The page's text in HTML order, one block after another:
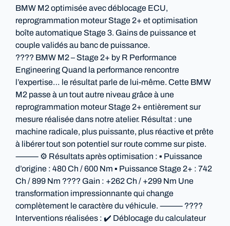
BMW M2 optimisée avec déblocage ECU,
reprogrammation moteur Stage 2+ et optimisation
boîte automatique Stage 3. Gains de puissance et
couple validés au banc de puissance.
???? BMW M2 – Stage 2+ by R Performance
Engineering Quand la performance rencontre
l’expertise… le résultat parle de lui-même. Cette BMW
M2 passe à un tout autre niveau grâce à une
reprogrammation moteur Stage 2+ entièrement sur
mesure réalisée dans notre atelier. Résultat : une
machine radicale, plus puissante, plus réactive et prête
à libérer tout son potentiel sur route comme sur piste.
⸻ ⚙️ Résultats après optimisation : ▪️ Puissance
d’origine : 480 Ch / 600 Nm ▪️ Puissance Stage 2+ : 742
Ch / 899 Nm ???? Gain : +262 Ch / +299 Nm Une
transformation impressionnante qui change
complètement le caractère du véhicule. ⸻ ????
Interventions réalisées : ✔️ Déblocage du calculateur